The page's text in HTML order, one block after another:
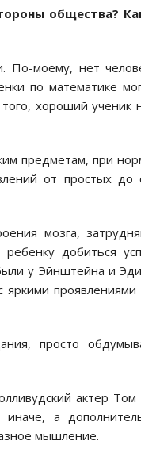
общества?
По-моему, нет
по математике
хороший ученик
предметам, при
от простых
мозга,
добиться
у Эйнштейна и
проявлениями
просто
актер Том
а
мышление.